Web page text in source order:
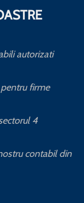
autorizati
firme
4
contabil din